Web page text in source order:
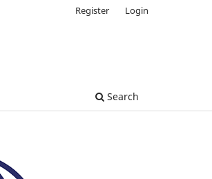
Search
Register Login